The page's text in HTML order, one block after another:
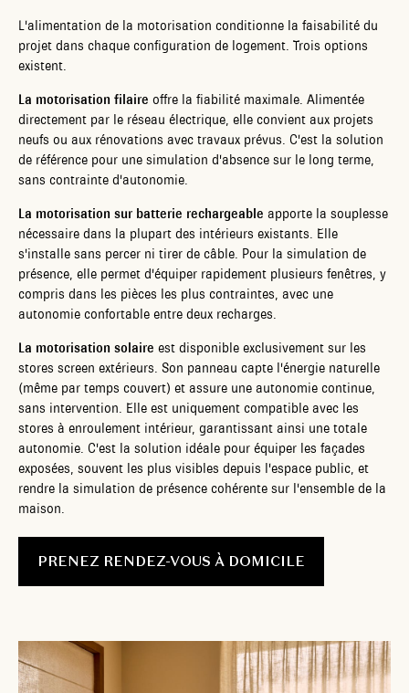
L'alimentation de la motorisation conditionne la faisabilité du
projet dans chaque configuration de logement. Trois options
existent.
La motorisation filaire offre la fiabilité maximale. Alimentée
directement par le réseau électrique, elle convient aux projets
neufs ou aux rénovations avec travaux prévus. C'est la solution
de référence pour une simulation d'absence sur le long terme,
sans contrainte d'autonomie.
La motorisation sur batterie rechargeable apporte la souplesse
nécessaire dans la plupart des intérieurs existants. Elle
s'installe sans percer ni tirer de câble. Pour la simulation de
présence, elle permet d'équiper rapidement plusieurs fenêtres, y
compris dans les pièces les plus contraintes, avec une
autonomie confortable entre deux recharges.
La motorisation solaire est disponible exclusivement sur les
stores screen extérieurs. Son panneau capte l'énergie naturelle
(même par temps couvert) et assure une autonomie continue,
sans intervention. Elle est uniquement compatible avec les
stores à enroulement intérieur, garantissant ainsi une totale
autonomie. C'est la solution idéale pour équiper les façades
exposées, souvent les plus visibles depuis l'espace public, et
rendre la simulation de présence cohérente sur l'ensemble de la
maison.
PRENEZ RENDEZ-VOUS À DOMICILE